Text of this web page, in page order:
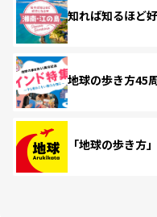
知れば知るほど
地球の歩き方45
「地球の歩き方